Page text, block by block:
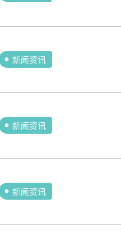
新闻资讯
新闻资讯
新闻资讯